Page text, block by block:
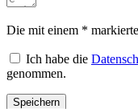
Die mit einem *
Ich habe die
genommen.
Speichern